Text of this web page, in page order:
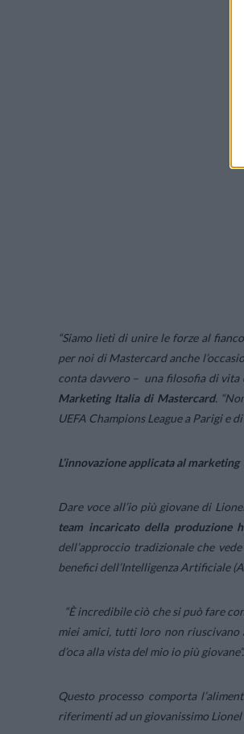
“Siamo lieti di unire le forze al
per noi di Mastercard anche
conta davvero – una filosofia di vita
Marketing Italia di Mastercard.
UEFA Champions League a Parigi e
L’innovazione applicata al marketing
Dare voce all’io più giovane di
team incaricato della produzione
dell’approccio tradizionale che
benefici dell’Intelligenza Artificiale
“È incredibile ciò che si può fare
miei amici, tutti loro non riuscivano
d’oca alla vista del mio io più giovane”.
Questo processo comporta
riferimenti ad un giovanissimo Lionel